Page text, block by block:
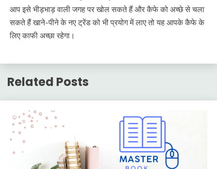
आप इसे भीड़भाड़ वाली जगह पर खोल सकते हैं और कैफे को अच्छे से चला
सकते हैं खाने-पीने के नए ट्रेंड को भी प्रयोग में लाए तो यह आपके कैफे के
लिए काफी अच्छा रहेगा।
Related Posts